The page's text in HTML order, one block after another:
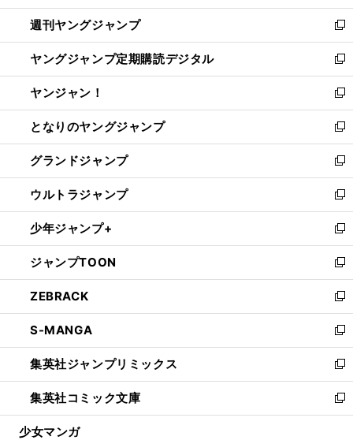
開
く
ウ
で
開
く
ン
ド
ウ
で
開
く
ウ
ィ
ン
ド
ウ
で
開
く
週刊ヤングジャンプ
新
し
い
ウ
ィ
ン
ド
ウ
で
開
く
ヤングジャンプ定期購読デジタル
新
し
い
ウ
ィ
ン
ド
ウ
で
開
く
ヤンジャン！
新
し
い
ウ
ィ
ン
ド
ウ
で
開
く
となりのヤングジャンプ
新
し
い
ウ
ィ
ン
ド
ウ
で
開
く
グランドジャンプ
新
し
い
ウ
ィ
ン
ド
ウ
で
開
く
ウルトラジャンプ
新
し
い
ウ
ィ
ン
ド
ウ
で
開
く
少年ジャンプ+
新
し
い
ウ
ィ
ン
ド
ウ
で
開
く
ジャンプTOON
新
し
い
ウ
ィ
ン
ド
ウ
で
開
ZEBRACK
新
し
い
ウ
ィ
ン
ド
ウ
S-MANGA
新
し
い
ウ
ィ
ン
集英社ジャンプリミックス
新
し
い
ウ
集英社コミック文庫
新
し
少女マンガ